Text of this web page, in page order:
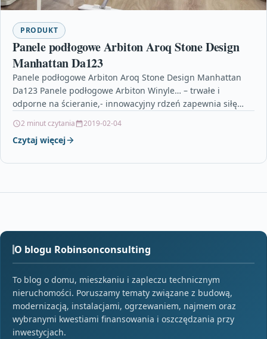
PRODUKT
Panele podłogowe Arbiton Aroq Stone Design
Manhattan Da123
Panele podłogowe Arbiton Aroq Stone Design Manhattan
Da123 Panele podłogowe Arbiton Winyle… – trwałe i
odporne na ścieranie,- innowacyjny rdzeń zapewnia siłę
2 minut czytania 2019-02-04
Czytaj więcej
O blogu Robinsonconsulting
To blog o domu, mieszkaniu i zapleczu technicznym
nieruchomości. Poruszamy tematy związane z budową,
modernizacją, instalacjami, ogrzewaniem, najmem oraz
wybranymi kwestiami finansowania i oszczędzania przy
inwestycjach.